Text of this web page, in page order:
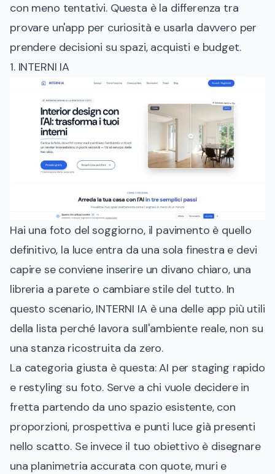
con meno tentativi. Questa è la differenza tra
provare un'app per curiosità e usarla davvero per
prendere decisioni su spazi, acquisti e budget.
1. INTERNI IA
Hai una foto del soggiorno, il pavimento è quello
definitivo, la luce entra da una sola finestra e devi
capire se conviene inserire un divano chiaro, una
libreria a parete o cambiare stile del tutto. In
questo scenario, INTERNI IA è una delle app più utili
della lista perché lavora sull'ambiente reale, non su
una stanza ricostruita da zero.
La categoria giusta è questa: AI per staging rapido
e restyling su foto. Serve a chi vuole decidere in
fretta partendo da uno spazio esistente, con
proporzioni, prospettiva e punti luce già presenti
nello scatto. Se invece il tuo obiettivo è disegnare
una planimetria accurata con quote, muri e